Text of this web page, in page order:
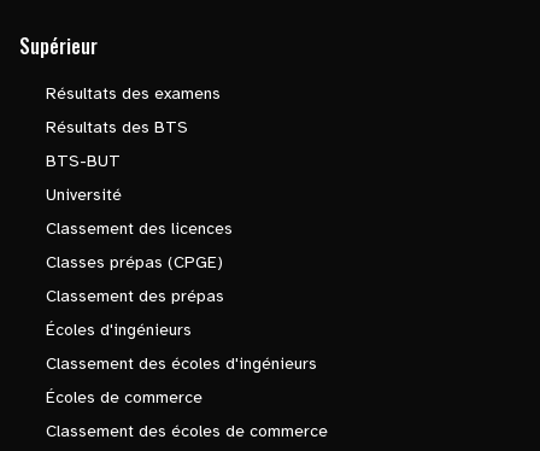
Supérieur
Résultats des examens
Résultats des BTS
BTS-BUT
Université
Classement des licences
Classes prépas (CPGE)
Classement des prépas
Écoles d'ingénieurs
Classement des écoles d'ingénieurs
Écoles de commerce
Classement des écoles de commerce